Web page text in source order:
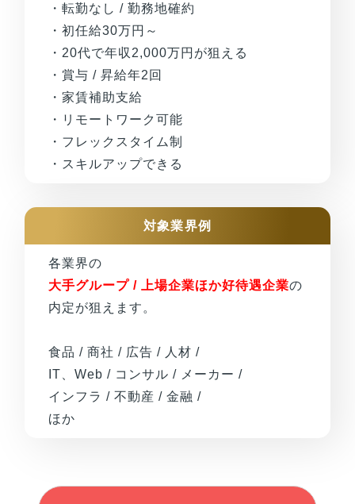
・転勤なし / 勤務地確約
・初任給30万円～
・20代で年収2,000万円が狙える
・賞与 / 昇給年2回
・家賃補助支給
・リモートワーク可能
・フレックスタイム制
・スキルアップできる
対象業界例
各業界の
大手グループ / 上場企業ほか好待遇企業の
内定が狙えます。
食品 / 商社 / 広告 / 人材 /
IT、Web / コンサル / メーカー /
インフラ / 不動産 / 金融 /
ほか